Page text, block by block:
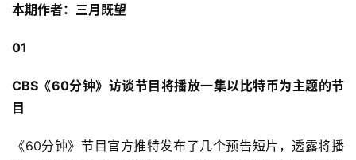
本期作者：三月既望
01
CBS《60分钟》访谈节目将播放一集以比特币为主题的节
目
《60分钟》节目官方推特发布了几个预告短片，透露将播